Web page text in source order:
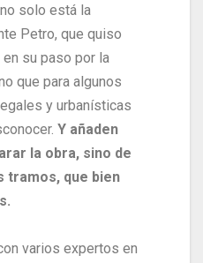
solo está la
Petro, que quiso
su paso por la
que para algunos
y urbanísticas
Y añaden
la obra, sino de
tramos, que bien
varios expertos en